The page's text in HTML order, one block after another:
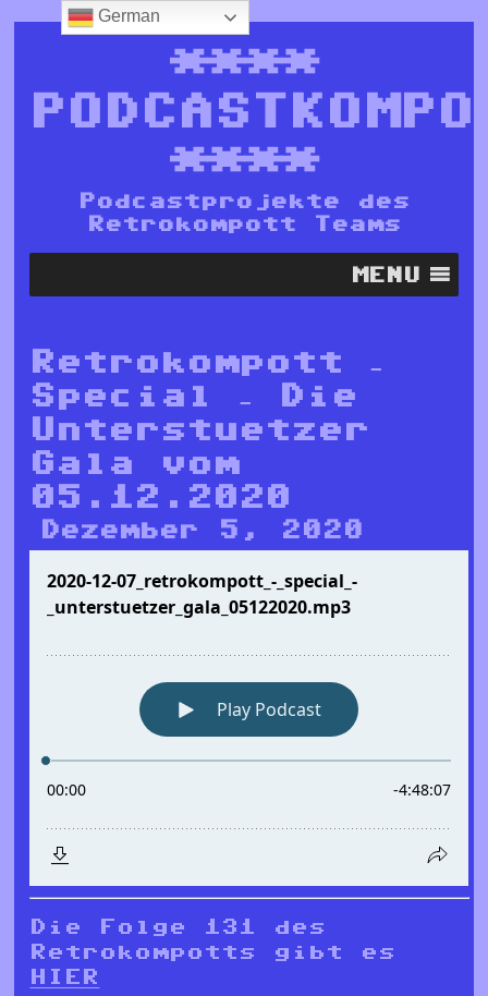
****
****
Podcastprojekte des
Retrokompott Teams
MENU
Retrokompott –
Special – Die
Unterstuetzer
Gala vom
05.12.2020
Dezember 5, 2020
Die Folge 131 des
Retrokompotts gibt es
HIER
German